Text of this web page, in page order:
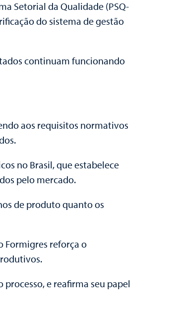
Setorial da Qualidade (PSQ-
do sistema de gestão
continuam funcionando
aos requisitos normativos
no Brasil, que estabelece
pelo mercado.
de produto quanto os
Formigres reforça o
e reafirma seu papel